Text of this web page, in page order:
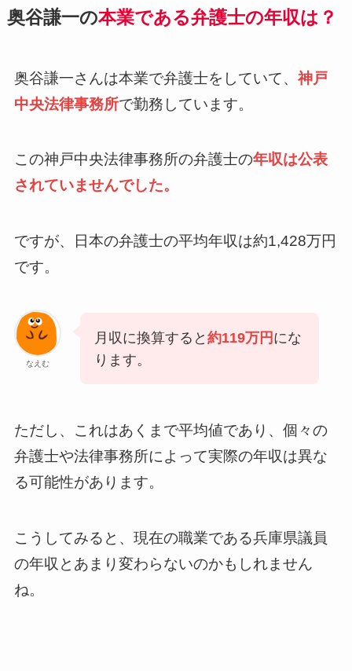
奥谷謙一の本業である弁護士の年収は？
奥谷謙一さんは本業で弁護士をしていて、神戸
中央法律事務所で勤務しています。
この神戸中央法律事務所の弁護士の年収は公表
されていませんでした。
ですが、日本の弁護士の平均年収は約1,428万円
です。
なえむ
月収に換算すると 約119万円 にな
ります。
ただし、これはあくまで平均値であり、個々の
弁護士や法律事務所によって実際の年収は異な
る可能性があります。
こうしてみると、現在の職業である兵庫県議員
の年収とあまり変わらないのかもしれません
ね。